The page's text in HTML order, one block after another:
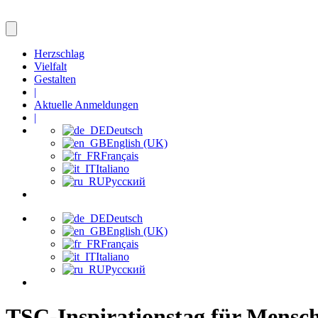
Herzschlag
Vielfalt
Gestalten
|
Aktuelle Anmeldungen
|
Deutsch
English (UK)
Français
Italiano
Русский
Deutsch
English (UK)
Français
Italiano
Русский